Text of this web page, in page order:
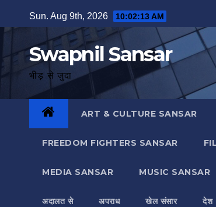
to
Sun. Aug 9th, 2026 10:02:14 AM
Swapnil Sansar
भीड़ से जुदा
ART & CULTURE SANSAR
FREEDOM FIGHTERS SANSAR
MEDIA SANSAR MUSIC SANSAR
अदालत से अपराध खेल संसार देश